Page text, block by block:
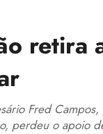
retira
Fred
perdeu o apoio